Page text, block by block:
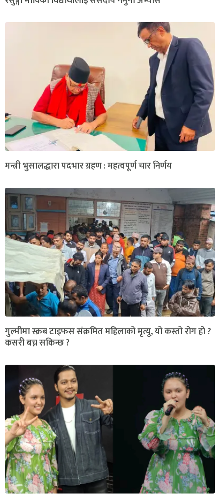
मन्त्री भुसालद्धारा पदभार ग्रहण : महत्वपूर्ण चार निर्णय
गुल्मीमा स्क्रब टाइफस संक्रमित महिलाको मृत्यु, यो कस्तो रोग हो ?
कसरी बच्न सकिन्छ ?